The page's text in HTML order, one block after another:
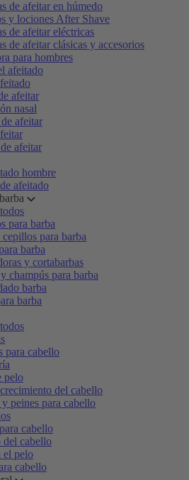
de afeitar en húmedo
y lociones After Shave
de afeitar eléctricas
de afeitar clásicas y accesorios
para hombres
afeitado
afeitar
nasal
afeitar
afeitar
hombre
afeitado
para barba
cepillos para barba
barba
y cortabarbas
champús para barba
barba
barba
para cabello
pelo
del cabello
peines para cabello
cabello
del cabello
el pelo
cabello